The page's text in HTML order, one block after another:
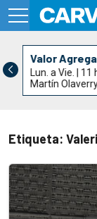
Valor
Lun. a Vie. | 11
Martín
Etiqueta: